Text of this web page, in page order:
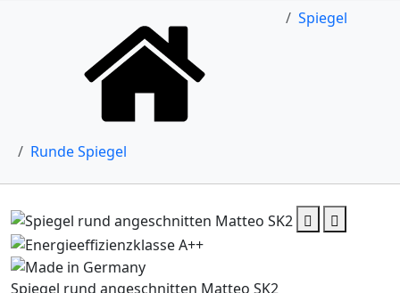
Spiegel
Runde Spiegel
Spiegel rund angeschnitten Matteo SK2